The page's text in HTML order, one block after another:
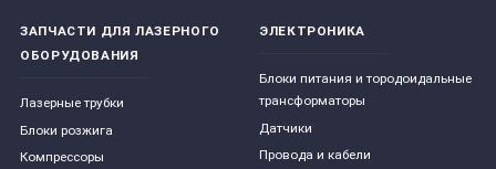
ЗАПЧАСТИ ДЛЯ ЛАЗЕРНОГО
ОБОРУДОВАНИЯ
Лазерные трубки
Блоки розжига
Компрессоры
ЭЛЕКТРОНИКА
Блоки питания и тородоидальные
трансформаторы
Датчики
Провода и кабели